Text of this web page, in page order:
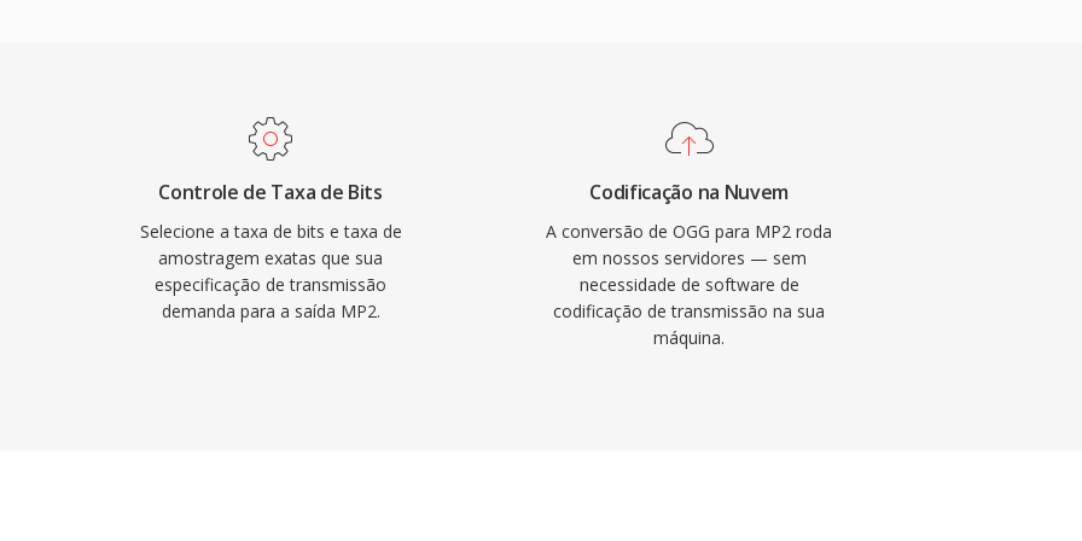
ao vivo onde a
mantém o MP2
graciosa
over-the-air, atraso
de transmissão
em estruturas
Controle de Taxa de Bits
Selecione a taxa de bits e taxa de
amostragem exatas que sua
especificação de transmissão
demanda para a saída MP2.
Codificação na Nuvem
A conversão de OGG para MP2 roda
em nossos servidores — sem
necessidade de software de
codificação de transmissão na sua
máquina.